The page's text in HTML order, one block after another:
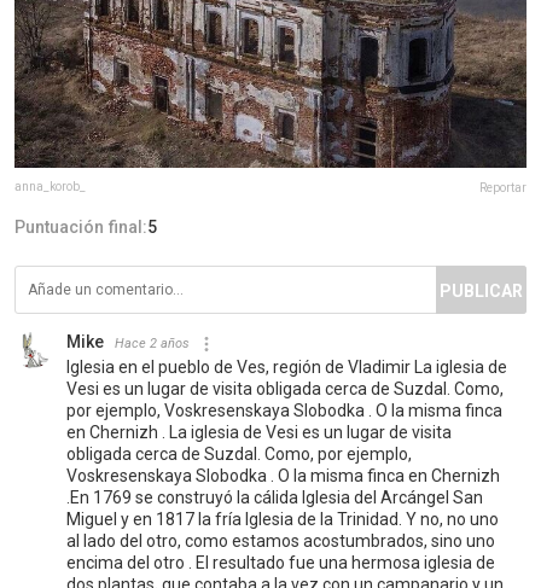
anna_korob_ Reportar
Puntuación final:5
PUBLICAR
Mike Hace 2 años
Iglesia en el pueblo de Ves, región de Vladimir La iglesia de
Vesi es un lugar de visita obligada cerca de Suzdal. Como,
por ejemplo, Voskresenskaya Slobodka . O la misma finca
en Chernizh . La iglesia de Vesi es un lugar de visita
obligada cerca de Suzdal. Como, por ejemplo,
Voskresenskaya Slobodka . O la misma finca en Chernizh
.En 1769 se construyó la cálida Iglesia del Arcángel San
Miguel y en 1817 la fría Iglesia de la Trinidad. Y no, no uno
al lado del otro, como estamos acostumbrados, sino uno
encima del otro . El resultado fue una hermosa iglesia de